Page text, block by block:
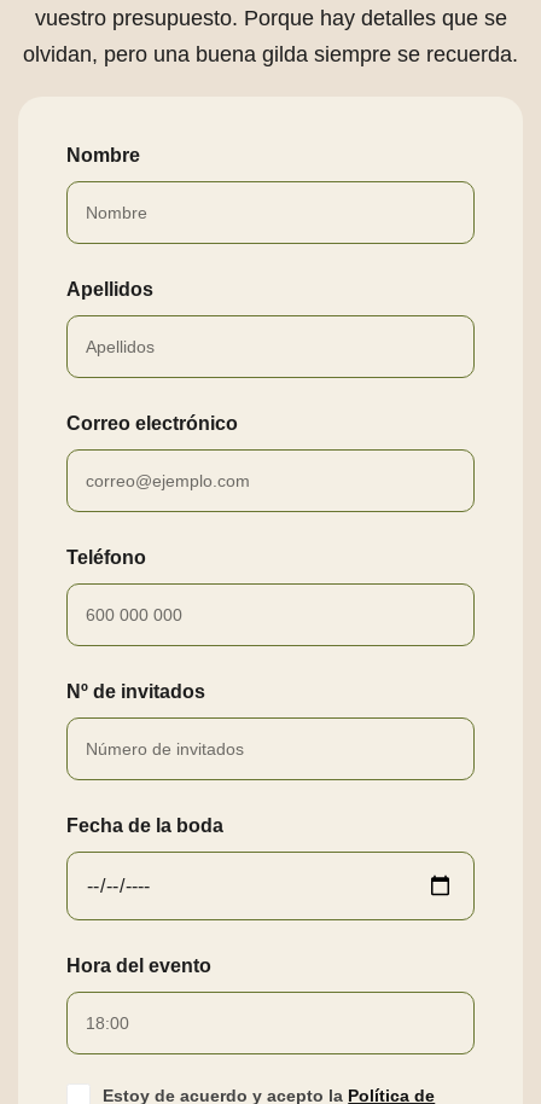
vuestro presupuesto. Porque hay detalles que se
olvidan, pero una buena gilda siempre se recuerda.
Nombre
Apellidos
Correo electrónico
Teléfono
Nº de invitados
Fecha de la boda
Hora del evento
Estoy de acuerdo y acepto la Política de